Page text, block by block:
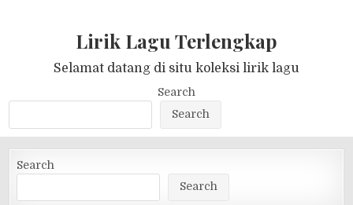
Lirik Lagu Terlengkap
Selamat datang di situ koleksi lirik lagu
Search
Search
Search
Search